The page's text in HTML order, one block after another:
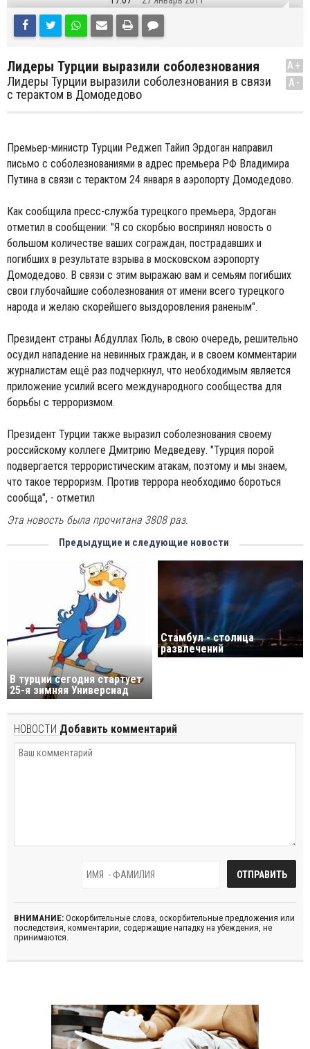
Лидеры Турции выразили соболезнования
Лидеры Турции выразили соболезнования в связи
с терактом в Домодедово
A+
A-
Премьер-министр Турции Реджеп Тайип Эрдоган направил
письмо с соболезнованиями в адрес премьера РФ Владимира
Путина в связи с терактом 24 января в аэропорту Домодедово.
Как сообщила пресс-служба турецкого премьера, Эрдоган
отметил в сообщении: "Я со скорбью воспринял новость о
большом количестве ваших сограждан, пострадавших и
погибших в результате взрыва в московском аэропорту
Домодедово. В связи с этим выражаю вам и семьям погибших
свои глубочайшие соболезнования от имени всего турецкого
народа и желаю скорейшего выздоровления раненым".
Президент страны Абдуллаx Гюль, в свою очередь, решительно
осудил нападение на невинных граждан, и в своем комментарии
журналистам ещё раз подчеркнул, что необходимым является
приложение усилий всего международного сообщества для
борьбы с терроризмом.
Президент Турции также выразил соболезнования своему
российскому коллеге Дмитрию Медведеву. "Турция порой
подвергается террористическим атакам, поэтому и мы знаем,
что такое терроризм. Против террора необходимо бороться
сообща", - отметил
Эта новость была прочитана 3808 раз.
Предыдущие и следующие новости
В турции cегодня стартует
25-я зимняя Универсиад
Стамбул - столица
развлечений
НОВОСТИ Добавить комментарий
ВНИМАНИЕ: Оскорбительные слова, оскорбительные предложения или
последствия, комментарии, содержащие нападку на убеждения, не
принимаются.